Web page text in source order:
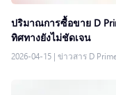
ปริมาณการซื้อขาย D
ทิศทางยังไม่ชัดเจน
2026-04-15 | ข่าวสาร D